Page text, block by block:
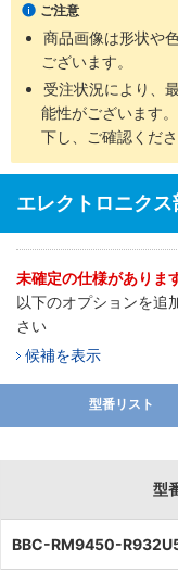
ご注意
商品画像は形状や
ございます。
受注状況により、
能性がございます
下し、ご確認くださ
エレクトロニク
未確定の仕様がありま
以下のオプションを追
さい
候補を表示
型番リスト
型
BBC-RM9450-